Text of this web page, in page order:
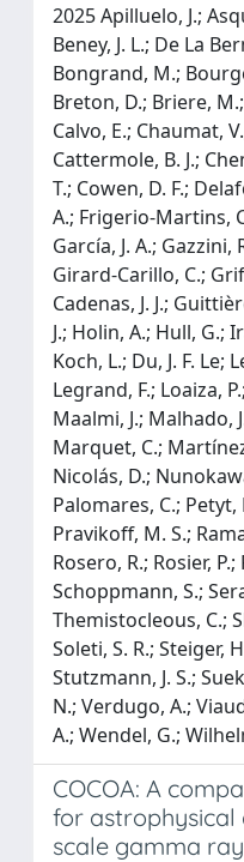
2025 Apilluelo, J.;
Beney, J. L.; De La
Bongrand, M.;
Breton, D.; Briere,
Calvo, E.; Chaumat,
Cattermole, B. J.;
T.; Cowen, D. F.;
A.; Frigerio-Martins,
García, J. A.; Gazzini,
Girard-Carillo, C.;
Cadenas, J. J.;
J.; Holin, A.; Hull, G.;
Koch, L.; Du, J. F. Le;
Legrand, F.; Loaiza,
Maalmi, J.; Malhado,
Marquet, C.;
Nicolás, D.;
Palomares, C.; Petyt,
Pravikoff, M. S.;
Rosero, R.; Rosier,
Schoppmann, S.;
Themistocleous, C.;
Soleti, S. R.; Steiger,
Stutzmann, J. S.;
N.; Verdugo, A.;
A.; Wendel, G.;
COCOA: A
for
scale gamma